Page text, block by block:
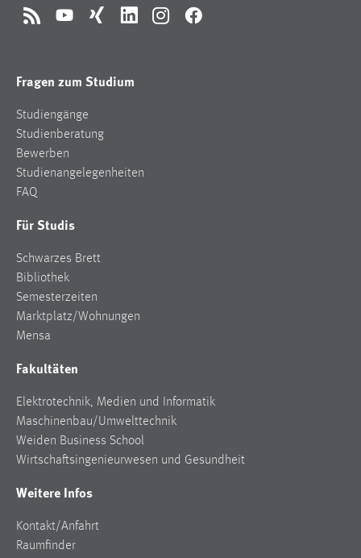
RSS YouTubeXing LinkedInInstagramFacebook
Fragen zum Studium
Studiengänge
Studienberatung
Bewerben
Studienangelegenheiten
FAQ
Für Studis
Schwarzes Brett
Bibliothek
Semesterzeiten
Marktplatz/Wohnungen
Mensa
Fakultäten
Elektrotechnik, Medien und Informatik
Maschinenbau/Umwelttechnik
Weiden Business School
Wirtschaftsingenieurwesen und Gesundheit
Weitere Infos
Kontakt/Anfahrt
Raumfinder